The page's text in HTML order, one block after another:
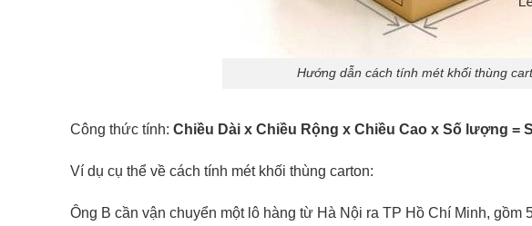
Hướng dẫn cách tính mét khối thùng
Công thức tính: Chiều Dài x Chiều Rộng x Chiều Cao x Số lượng =
Ví dụ cụ thể về cách tính mét khối thùng carton:
Ông B cần vận chuyển một lô hàng từ Hà Nội ra TP Hồ Chí Minh,